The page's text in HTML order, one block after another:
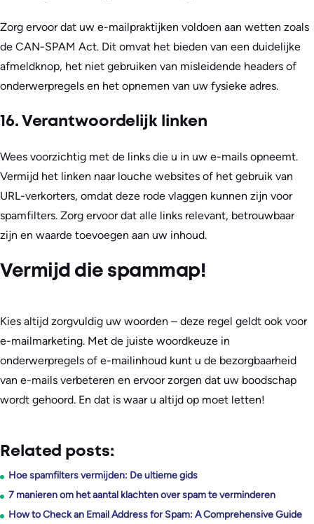
Zorg ervoor dat uw e-mailpraktijken voldoen aan wetten zoals
de CAN-SPAM Act. Dit omvat het bieden van een duidelijke
afmeldknop, het niet gebruiken van misleidende headers of
onderwerpregels en het opnemen van uw fysieke adres.
16. Verantwoordelijk linken
Wees voorzichtig met de links die u in uw e-mails opneemt.
Vermijd het linken naar louche websites of het gebruik van
URL-verkorters, omdat deze rode vlaggen kunnen zijn voor
spamfilters. Zorg ervoor dat alle links relevant, betrouwbaar
zijn en waarde toevoegen aan uw inhoud.
Vermijd die spammap!
Kies altijd zorgvuldig uw woorden – deze regel geldt ook voor
e-mailmarketing. Met de juiste woordkeuze in
onderwerpregels of e-mailinhoud kunt u de bezorgbaarheid
van e-mails verbeteren en ervoor zorgen dat uw boodschap
wordt gehoord. En dat is waar u altijd op moet letten!
Related posts:
Hoe spamfilters vermijden: De ultieme gids
7 manieren om het aantal klachten over spam te verminderen
How to Check an Email Address for Spam: A Comprehensive Guide